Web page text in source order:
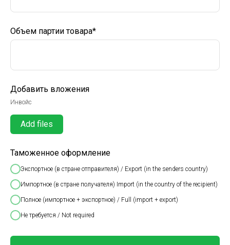
Объем партии товара*
Добавить вложения
Инвойс
Add files
Таможенное оформление
Экспортное (в стране отправителя) / Export (in the senders country)
Импортное (в стране получателя) Import (in the country of the recipient)
Полное (импортное + экспортное) / Full (import + export)
Не требуется / Not required